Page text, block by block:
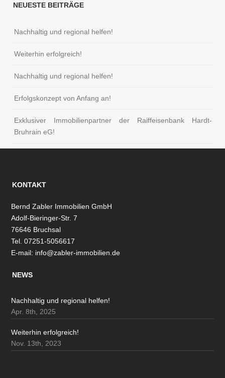
NEUESTE BEITRÄGE
Nachhaltig und regional helfen!
Weiterhin erfolgreich!
Nachhaltig und regional helfen!
Erfolgskonzept von Anfang an!
Exklusiver Immobilienpartner der Raiffeisenbank Hardt-
Bruhrain eG!
KONTAKT
Bernd Zabler Immobilien GmbH
Adolf-Bieringer-Str. 7
76646 Bruchsal
Tel. 07251-5056617
E-mail: info@zabler-immobilien.de
NEWS
Nachhaltig und regional helfen!
Apr. 8th, 2025
Weiterhin erfolgreich!
Nov. 13th, 2023